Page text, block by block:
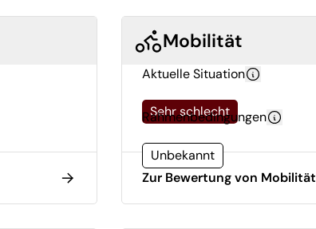
Mobilität
Aktuelle Situation
Sehr schlecht
Rahmenbedingungen
Unbekannt
Zur Bewertung von Mobilität